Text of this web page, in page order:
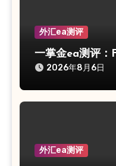
外汇ea测评
一掌金ea测评
2026年8月6日
外汇ea测评